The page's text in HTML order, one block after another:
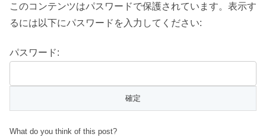
このコンテンツはパスワードで保護されています。表示す
るには以下にパスワードを入力してください:
パスワード:
What do you think of this post?